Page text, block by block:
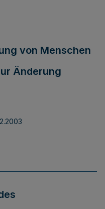
von Menschen
Änderung